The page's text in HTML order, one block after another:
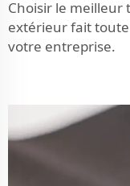
Choisir le meilleur
extérieur fait
votre entreprise.